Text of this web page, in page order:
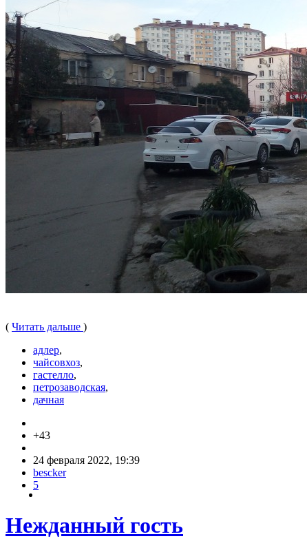
( Читать дальше )
адлер,
чайсовхоз,
гастелло,
петрозаводская,
дачная
+43
24 февраля 2022, 19:39
bescker
5
Нежданный гость